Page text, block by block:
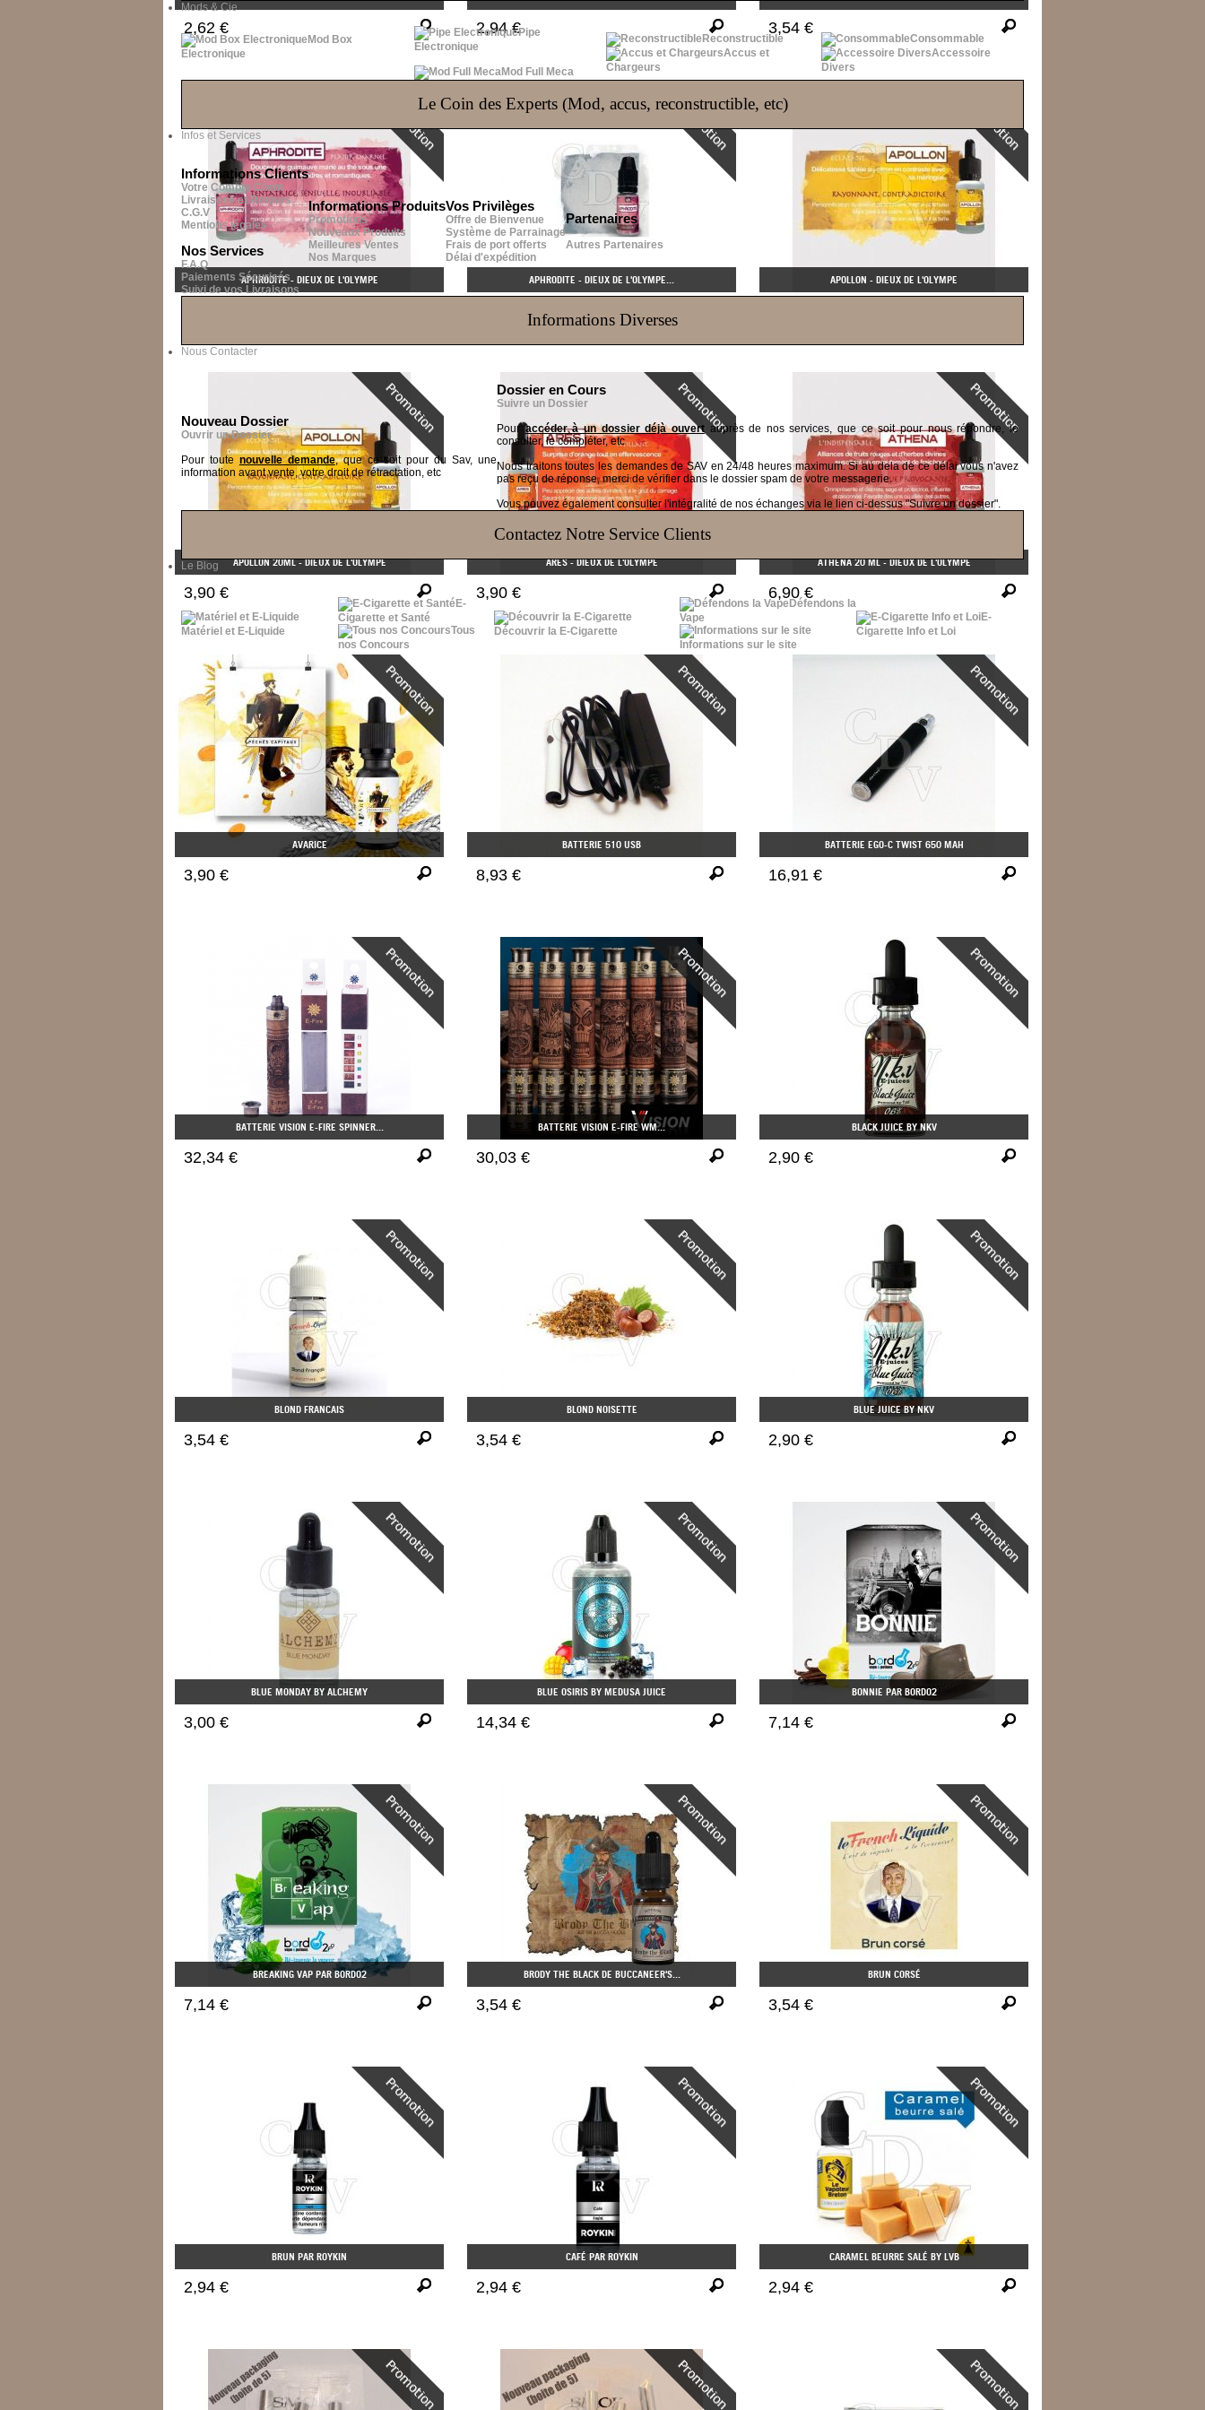
Mods & Cie
Mod Box
Electronique
Pipe
Electronique
Mod Full Meca
Reconstructible
Accus et
Chargeurs
Consommable
Accessoire
Divers
Le Coin des Experts (Mod, accus, reconstructible, etc)
Infos et Services
Informations Clients
Votre Compte Client
Livraisons et Retours
C.G.V
Mentions légales
Nos Services
F.A.Q
Paiements Sécurisés
Suivi de vos Livraisons
Informations Produits
Promotions
Nouveaux Produits
Meilleures Ventes
Nos Marques
Vos Privilèges
Offre de Bienvenue
Système de Parrainage
Frais de port offerts
Délai d'expédition
Partenaires
Autres Partenaires
Informations Diverses
Nous Contacter
Nouveau Dossier
Ouvrir un Dossier
Pour toute nouvelle demande, que ce soit pour du Sav, une
information avant vente, votre droit de rétractation, etc
Dossier en Cours
Suivre un Dossier
Pouraccéder à un dossier déjà ouvertauprès de nos services, que ce soit pour nous répondre, le
consulter, le compléter, etc
Nous traitons toutes les demandes de SAV en 24/48 heures maximum.Si au dela de ce délai vous n'avez
pas reçu de réponse, merci de vérifier dans le dossier spam de votre messagerie.
Vous pouvez également consulter l'intégralité de nos échanges via le lien ci-dessus "Suivre un dossier".
Contactez Notre Service Clients
Le Blog
Matériel et E-Liquide
E-
Cigarette et Santé
Tous
nos Concours
Découvrir la E-Cigarette
Défendons la
Vape
Informations sur le site
E-
Cigarette Info et Loi
2,62 € 2,94 € 3,54 €
APHRODITE - DIEUX DE L'OLYMPE APHRODITE - DIEUX DE L'OLYMPE... APOLLON - DIEUX DE L'OLYMPE
APOLLON 20ML - DIEUX DE L'OLYMPE
3,90 €
ARÈS - DIEUX DE L'OLYMPE
3,90 €
ATHÉNA 20 ML - DIEUX DE L'OLYMPE
6,90 €
AVARICE
3,90 €
BATTERIE 510 USB
8,93 €
BATTERIE EGO-C TWIST 650 MAH
16,91 €
BATTERIE VISION E-FIRE SPINNER...
32,34 €
BATTERIE VISION E-FIRE WM...
30,03 €
BLACK JUICE BY NKV
2,90 €
BLOND FRANCAIS
3,54 €
BLOND NOISETTE
3,54 €
BLUE JUICE BY NKV
2,90 €
BLUE MONDAY BY ALCHEMY
3,00 €
BLUE OSIRIS BY MEDUSA JUICE
14,34 €
BONNIE PAR BORDO2
7,14 €
BREAKING VAP PAR BORDO2
7,14 €
BRODY THE BLACK DE BUCCANEER'S...
3,54 €
BRUN CORSÉ
3,54 €
BRUN PAR ROYKIN
2,94 €
CAFÉ PAR ROYKIN
2,94 €
CARAMEL BEURRE SALÉ BY LVB
2,94 €